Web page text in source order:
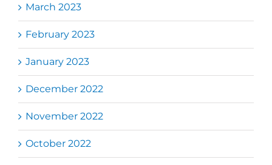
March 2023
February 2023
January 2023
December 2022
November 2022
October 2022